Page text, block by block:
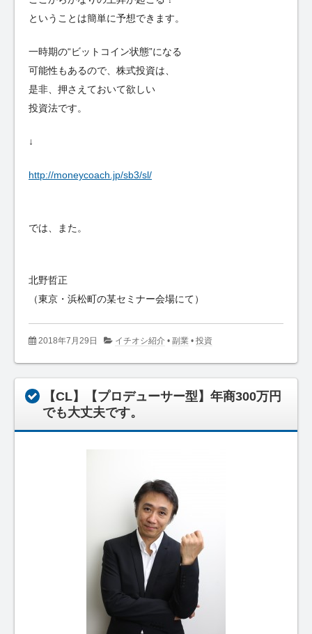
ということは簡単に予想できます。
一時期の“ビットコイン状態”になる
可能性もあるので、株式投資は、
是非、押さえておいて欲しい
投資法です。
↓
http://moneycoach.jp/sb3/sl/
では、また。
北野哲正
（東京・浜松町の某セミナー会場にて）
2018年7月29日 イチオシ紹介 •副業 •投資
【CL】【プロデューサー型】年商300万円
でも大丈夫です。